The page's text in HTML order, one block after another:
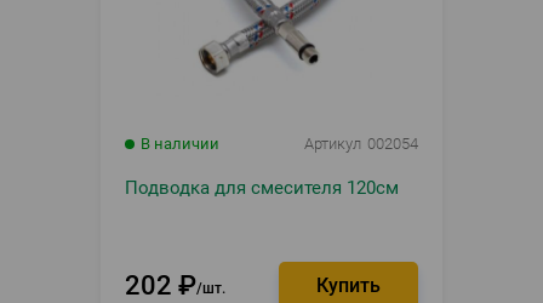
В наличии Артикул 002054
Подводка для смесителя 120см
202 ₽ шт.